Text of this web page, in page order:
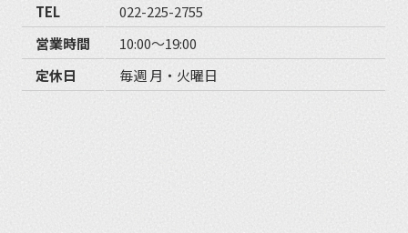
TEL
022-225-2755
営業時間
10:00〜19:00
定休日
毎週 月・火曜日